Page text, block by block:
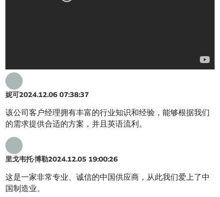
妮可2024.12.06 07:38:37
该公司客户经理拥有丰富的行业知识和经验，能够根据我们
的需求提供合适的方案，并且英语流利。
里戈韦托·博勒2024.12.05 19:00:26
这是一家非常专业、诚信的中国供应商，从此我们爱上了中
国制造业。